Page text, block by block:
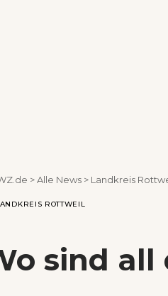
>Alle News > Landkreis
ROTTWEIL
sind all